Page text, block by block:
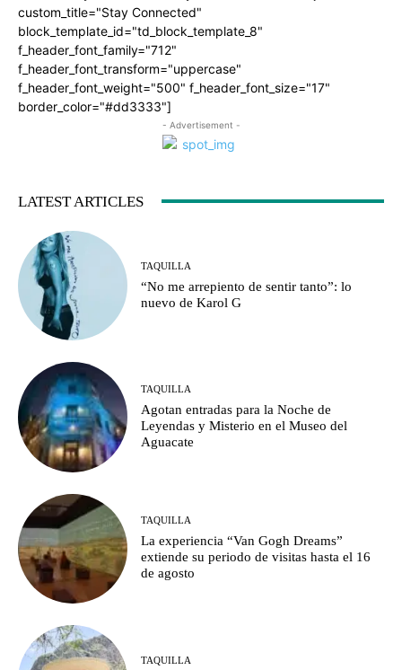
custom_title="Stay Connected"
block_template_id="td_block_template_8"
f_header_font_family="712"
f_header_font_transform="uppercase"
f_header_font_weight="500" f_header_font_size="17"
border_color="#dd3333"]
- Advertisement -
LATEST ARTICLES
TAQUILLA
“No me arrepiento de sentir tanto”: lo
nuevo de Karol G
TAQUILLA
Agotan entradas para la Noche de
Leyendas y Misterio en el Museo del
Aguacate
TAQUILLA
La experiencia “Van Gogh Dreams”
extiende su periodo de visitas hasta el 16
de agosto
TAQUILLA